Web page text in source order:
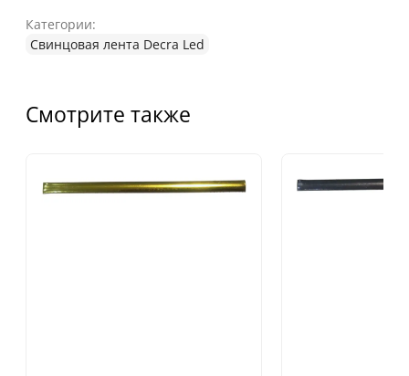
Категории:
Свинцовая лента Decra Led
Смотрите также